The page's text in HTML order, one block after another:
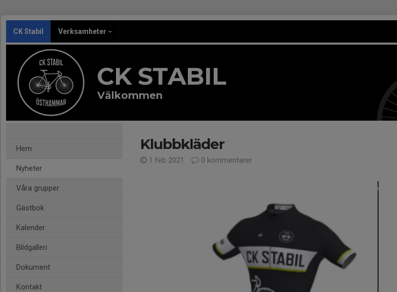
CK Stabil Verksamheter
CK STABIL
Välkommen
Hem
Nyheter
Våra grupper
Gästbok
Kalender
Bildgalleri
Dokument
Kontakt
Klubbkläder
1 feb 2021 0 kommentarer